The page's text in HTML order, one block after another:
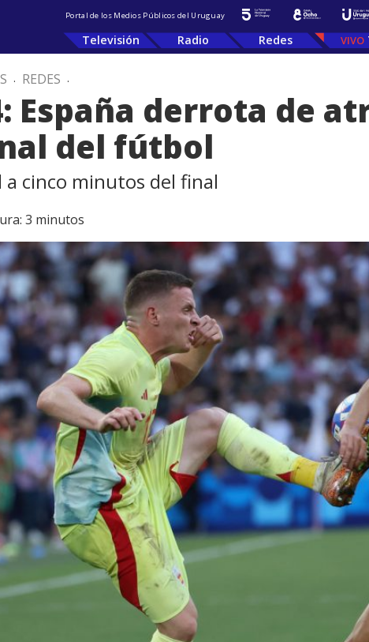
Portal de los Medios Públicos del Uruguay
Televisión Radio Redes
. REDES .
España derrota de
del fútbol
a cinco minutos del final
3 minutos